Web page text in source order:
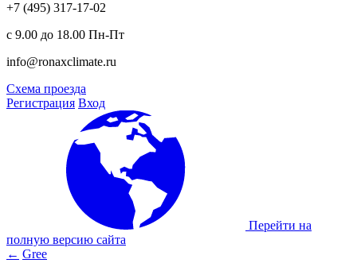
+7 (495) 317-17-02
с 9.00 до 18.00 Пн-Пт
info@ronaxclimate.ru
Схема проезда
Регистрация Вход
Перейти на
полную версию сайта
← Gree